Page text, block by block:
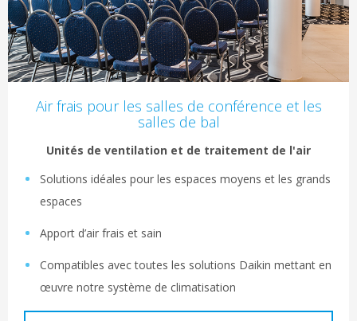
Air frais pour les salles de conférence et les
salles de bal
Unités de ventilation et de traitement de l'air
Solutions idéales pour les espaces moyens et les grands
espaces
Apport d’air frais et sain
Compatibles avec toutes les solutions Daikin mettant en
œuvre notre système de climatisation